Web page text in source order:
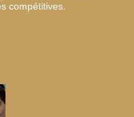
compétitives.